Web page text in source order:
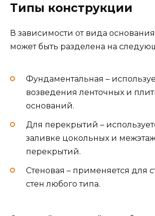
Типы конструкции
В зависимости от вида
может быть разделена на
Фундаментальная –
возведения ленточных и
оснований.
Для перекрытий –
заливке цокольных и
перекрытий.
Стеновая – применяется для
стен любого типа.